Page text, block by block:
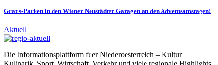
Gratis-Parken in den Wiener Neustädter Garagen an den Adventsamstagen!
Aktuell
Die Informationsplattform fuer Niederoesterreich – Kultur,